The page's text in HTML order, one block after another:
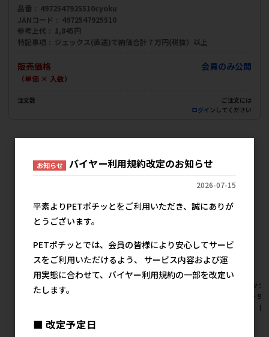
品番
4972547925510cyoku
JANコード
4972547925510
参考上代
1,845円
特記事項
ジェックス(直送)で納価合計７万円(税抜）以上
販売価格
（単価 × 入数）
会員のみ公開
注文数
ご注文には
ログイン してください
犬猫用品 食器 給水器の人気商品
[ジェックス]ピュアクリスタル
ハロー 950ml 猫用 ミントグリ
メーカー希望小売価格
[ジェッ
ハロー
ミルク【
お知らせ バイヤー利用規約改定のお知らせ
2026-07-15
平素よりPETポチッとをご利用いただき、誠にありが
とうございます。
PETポチッとでは、会員の皆様により安心してサービ
スをご利用いただけるよう、 サービス内容および運
用実態に合わせて、バイヤー利用規約の一部を改定い
たします。
■ 改定予定日